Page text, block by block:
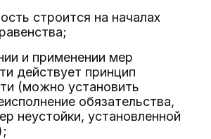
строится на началах
и применении мер
действует принцип
(можно установить
обязательства,
неустойки, установленной